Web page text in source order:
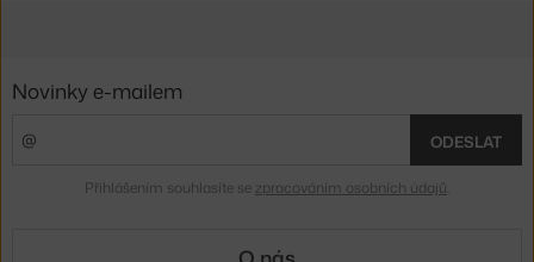
Novinky e-mailem
ODESLAT
Přihlášením souhlasíte se zpracováním osobních údajů